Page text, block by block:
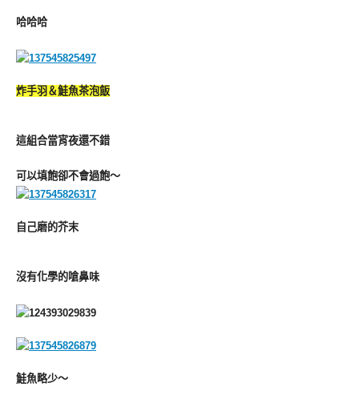
哈哈哈
炸手羽＆鮭魚茶泡飯
這組合當宵夜還不錯
可以填飽卻不會過飽～
自己磨的芥末
沒有化學的嗆鼻味
鮭魚略少～